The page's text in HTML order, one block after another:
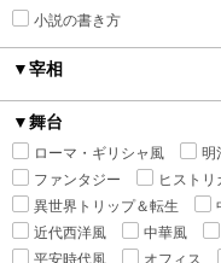
小説の書き方
▼宰相
▼舞台
ローマ・ギリシャ風
明
ファンタジー
ヒストリ
異世界トリップ＆転生
近代西洋風
中華風
平安時代風
オフィス